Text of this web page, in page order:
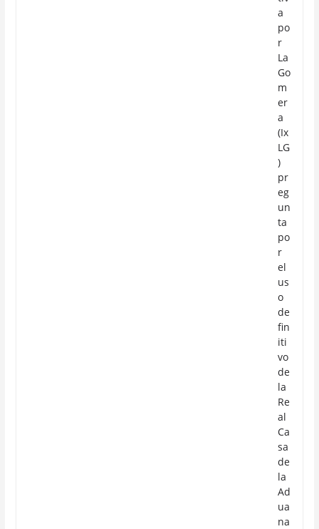
a
po
r
La
Go
m
er
a
(Ix
LG
)
pr
eg
un
ta
po
r
el
us
o
de
fin
iti
vo
de
la
Re
al
Ca
sa
de
la
Ad
ua
na